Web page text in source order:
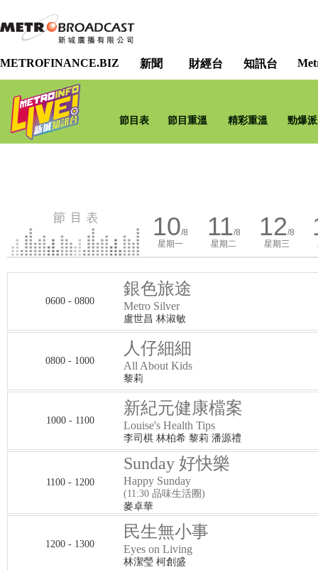
METROFINANCE.BIZ 新聞 財經台 知訊台
節目表 節目重溫 精彩重溫 勁爆
10/8
星期一
11/8
星期二
12/8
星期三
0600 - 0800
銀色旅途
Metro Silver
盧世昌 林淑敏
0800 - 1000
人仔細細
All About Kids
黎莉
1000 - 1100
新紀元健康檔案
Louise's Health Tips
李司棋 林柏希 黎莉 潘源禮
1100 - 1200
Sunday 好快樂
Happy Sunday
(11:30 品味生活圈)
麥卓華
1200 - 1300
民生無小事
Eyes on Living
林潔瑩 柯創盛